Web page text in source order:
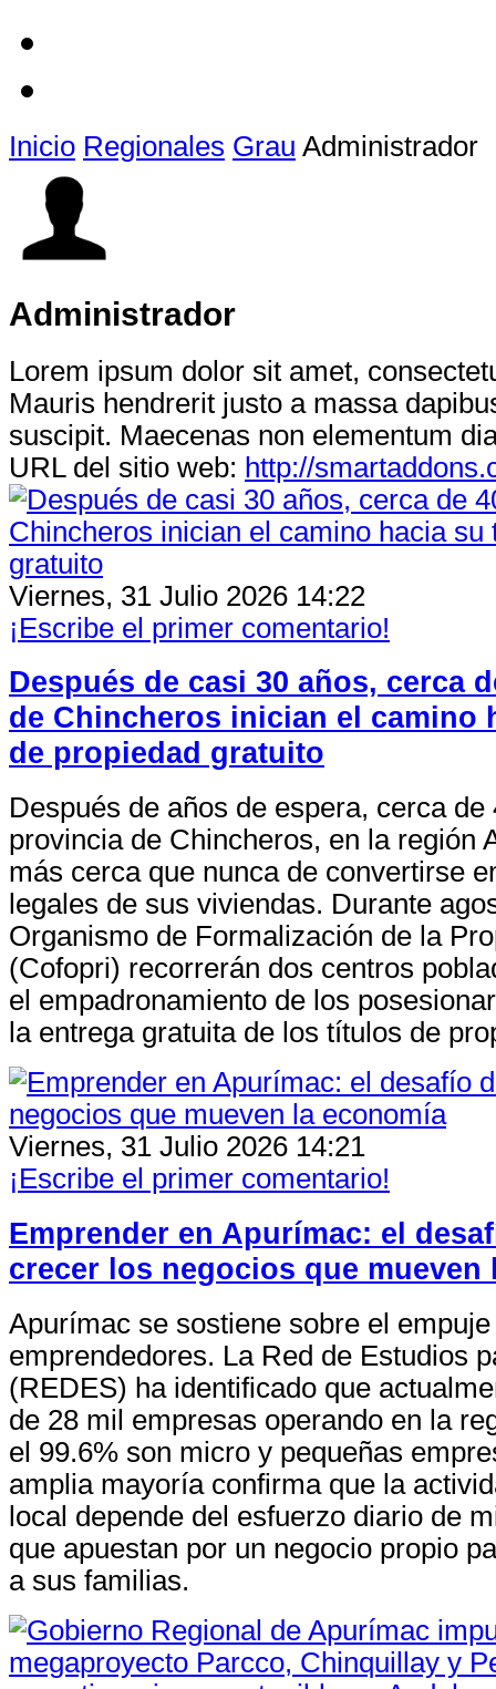
Inicio Regionales Grau Administrador
Administrador
Lorem ipsum dolor sit amet,
Mauris hendrerit justo a massa
suscipit. Maecenas non elementum
URL del sitio web: http://
Viernes, 31 Julio 2026 14:22
¡Escribe el primer comentario!
Después de casi 30 años, cerca
de Chincheros inician el camino
de propiedad gratuito
Después de años de espera, cerca
provincia de Chincheros, en la región
más cerca que nunca de convertirse
legales de sus viviendas. Durante
Organismo de Formalización de la
(Cofopri) recorrerán dos centros
el empadronamiento de los
la entrega gratuita de los títulos de
Viernes, 31 Julio 2026 14:21
¡Escribe el primer comentario!
Emprender en Apurímac: el
crecer los negocios que mueven
Apurímac se sostiene sobre el
emprendedores. La Red de Estudios
(REDES) ha identificado que
de 28 mil empresas operando en la
el 99.6% son micro y pequeñas
amplia mayoría confirma que la
local depende del esfuerzo diario de
que apuestan por un negocio propio
a sus familias.